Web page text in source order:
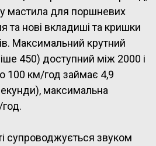
мастила для поршневих
та нові вкладиші та кришки
Максимальний крутний
450) доступний між 2000 і
100 км/год займає 4,9
максимальна
супроводжується звуком